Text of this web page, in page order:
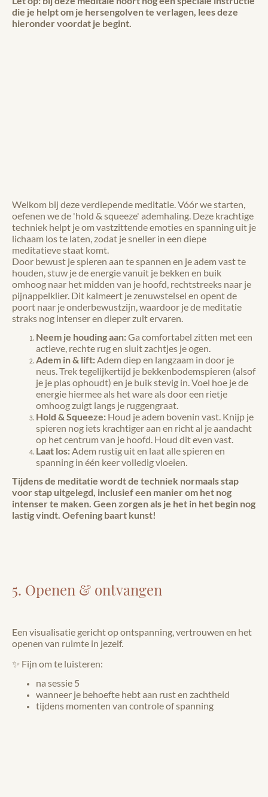
die je helpt om je hersengolven te verlagen, lees deze
hieronder voordat je begint.
Welkom bij deze verdiepende meditatie. Vóór we starten,
oefenen we de 'hold & squeeze' ademhaling. Deze krachtige
techniek helpt je om vastzittende emoties en spanning uit je
lichaam los te laten, zodat je sneller in een diepe
meditatieve staat komt.
Door bewust je spieren aan te spannen en je adem vast te
houden, stuw je de energie vanuit je bekken en buik
omhoog naar het midden van je hoofd, rechtstreeks naar je
pijnappelklier. Dit kalmeert je zenuwstelsel en opent de
poort naar je onderbewustzijn, waardoor je de meditatie
straks nog intenser en dieper zult ervaren.
Neem je houding aan:Ga comfortabel zitten met een
actieve, rechte rug en sluit zachtjes je ogen.
Adem in & lift:Adem diep en langzaam in door je
neus. Trek tegelijkertijd je bekkenbodemspieren (alsof
je je plas ophoudt) en je buik stevig in. Voel hoe je de
energie hiermee als het ware als door een rietje
omhoog zuigt langs je ruggengraat.
Hold & Squeeze: Houd je adem bovenin vast. Knijp je
spieren nog iets krachtiger aan en richt al je aandacht
op het centrum van je hoofd. Houd dit even vast.
Laat los:Adem rustig uit en laat alle spieren en
spanning in één keer volledig vloeien.
Tijdens de meditatie wordt de techniek normaals stap
voor stap uitgelegd, inclusief een manier om het nog
intenser te maken. Geen zorgen als je het in het begin nog
lastig vindt. Oefening baart kunst!
5. Openen & ontvangen
Een visualisatie gericht op ontspanning, vertrouwen en het
openen van ruimte in jezelf.
✨ Fijn om te luisteren:
na sessie 5
wanneer je behoefte hebt aan rust en zachtheid
tijdens momenten van controle of spanning